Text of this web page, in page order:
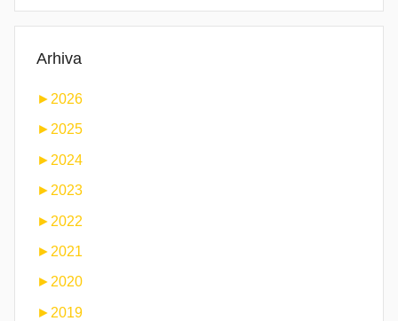
Arhiva
► 2026
►2025
► 2024
► 2023
► 2022
► 2021
► 2020
► 2019